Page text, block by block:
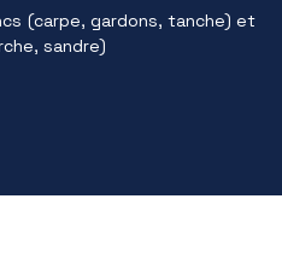
(carpe, gardons, tanche) et
sandre)